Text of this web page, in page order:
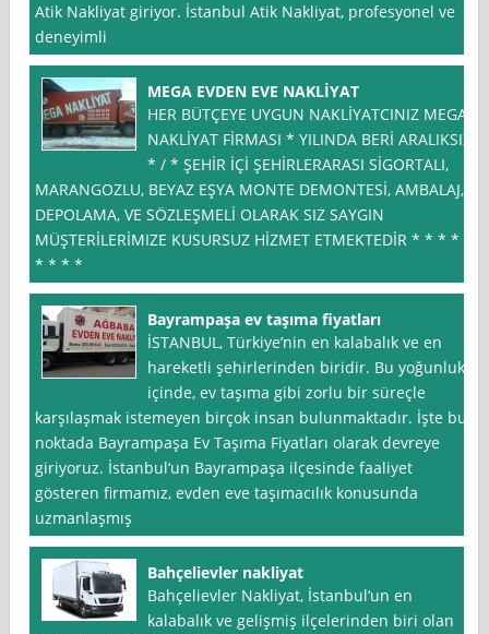
Atik Nakliyat giriyor. İstanbul Atik Nakliyat, profesyonel ve
deneyimli
MEGA EVDEN EVE NAKLİYAT
HER BÜTÇEYE UYGUN NAKLİYATCINIZ MEGA
NAKLİYAT FİRMASI * YILINDA BERİ ARALIKSIZ
* / * ŞEHİR İÇİ ŞEHİRLERARASI SİGORTALI,
MARANGOZLU, BEYAZ EŞYA MONTE DEMONTESİ, AMBALAJ,
DEPOLAMA, VE SÖZLEŞMELİ OLARAK SIZ SAYGIN
MÜŞTERİLERİMIZE KUSURSUZ HİZMET ETMEKTEDİR * * * * .
* * * *
Bayrampaşa ev taşıma fiyatları
İSTANBUL, Türkiye’nin en kalabalık ve en
hareketli şehirlerinden biridir. Bu yoğunluk
içinde, ev taşıma gibi zorlu bir süreçle
karşılaşmak istemeyen birçok insan bulunmaktadır. İşte bu
noktada Bayrampaşa Ev Taşıma Fiyatları olarak devreye
giriyoruz. İstanbul‘un Bayrampaşa ilçesinde faaliyet
gösteren firmamız, evden eve taşımacılık konusunda
uzmanlaşmış
Bahçelievler nakliyat
Bahçelievler Nakliyat, İstanbul‘un en
kalabalık ve gelişmiş ilçelerinden biri olan